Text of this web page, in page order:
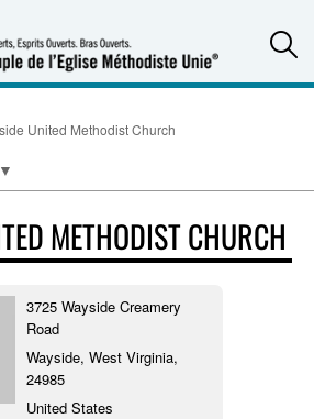
United Methodist Church
▼
METHODIST CHURCH
3725 Wayside Creamery
Road
Wayside, West Virginia,
24985
United States